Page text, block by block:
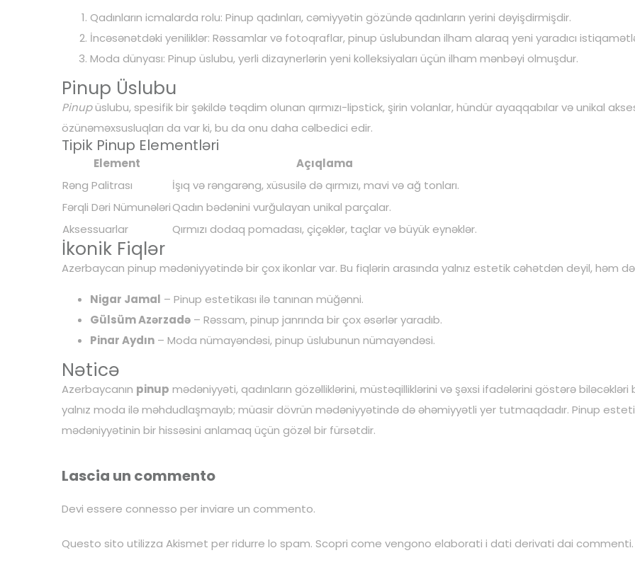
Qadınların icmalarda rolu: Pinup qadınları, cəmiyyətin gözündə qadınların yerini dəyişdirmişdir.
İncəsənətdəki yeniliklər: Rəssamlar və fotoqraflar, pinup üslubundan ilham alaraq yeni yaradıcı
Moda dünyası: Pinup üslubu, yerli dizaynerlərin yeni kolleksiyaları üçün ilham mənbəyi olmuşdur.
Pinup Üslubu
Pinupüslubu, spesifik bir şəkildə təqdim olunan qırmızı-lipstick, şirin volanlar, hündür ayaqqabılar və unikal
özünəməxsusluqları da var ki, bu da onu daha cəlbedici edir.
Tipik Pinup Elementləri
Element
Açıqlama
Rəng Palitrası
İşıq və rəngarəng, xüsusilə də qırmızı, mavi və ağ tonları.
Fərqli Dəri NümunələriQadın bədənini vurğulayan unikal parçalar.
Aksessuarlar
Qırmızı dodaq pomadası, çiçəklər, taçlar və büyük eynəklər.
İkonik Fiqlər
Azerbaycan pinup mədəniyyətində bir çox ikonlar var. Bu fiqlərin arasında yalnız estetik cəhətdən deyil, həm
Nigar Jamal – Pinup estetikası ilə tanınan müğənni.
Gülsüm Azərzadə – Rəssam, pinup janrında bir çox əsərlər yaradıb.
Pinar Aydın – Moda nümayəndəsi, pinup üslubunun nümayəndəsi.
Nəticə
Azerbaycanın pinup mədəniyyəti, qadınların gözəlliklərini, müstəqilliklərini və şəxsi ifadələrini göstərə
yalnız moda ilə məhdudlaşmayıb; müasir dövrün mədəniyyətində də əhəmiyyətli yer tutmaqdadır. Pinup
mədəniyyətinin bir hissəsini anlamaq üçün gözəl bir fürsətdir.
Lascia un commento
Devi essere connesso per inviare un commento.
Questo sito utilizza Akismet per ridurre lo spam. Scopri come vengono elaborati i dati derivati dai commenti.